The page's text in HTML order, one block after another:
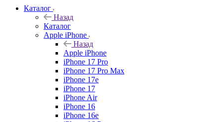
Каталог
Назад
Каталог
Apple iPhone
Назад
Apple iPhone
iPhone 17 Pro
iPhone 17 Pro Max
iPhone 17e
iPhone 17
iPhone Air
iPhone 16
iPhone 16e